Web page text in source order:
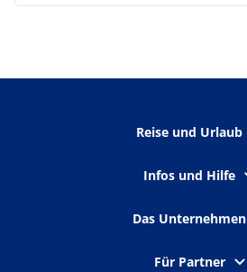
Reise und Urlaub
Infos und Hilfe
Das Unternehmen
Für Partner